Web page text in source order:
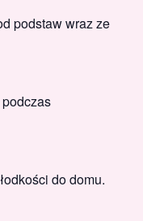
podstaw wraz ze
do domu.